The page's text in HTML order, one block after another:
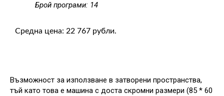
Брой програми: 14
Средна цена: 22 767 рубли.
Възможност за използване в затворени пространства,
тъй като това е машина с доста скромни размери (85 * 60